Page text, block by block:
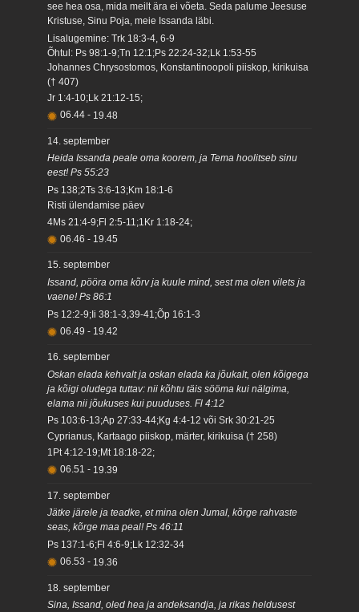
see hea osa, mida meilt ära ei võeta. Seda palume Jeesuse
Kristuse, Sinu Poja, meie Issanda läbi.
Lisalugemine: Trk 18:3-4, 6-9
Õhtul: Ps 98:1-9;Tn 12:1;Ps 22:24-32;Lk 1:53-55
Johannes Chrysostomos, Konstantinoopoli piiskop, kirikuisa
(† 407)
Jr 1:4-10;Lk 21:12-15;
06.44 - 19.48
14. september
Heida Issanda peale oma koorem, ja Tema hoolitseb sinu
eest! Ps 55:23
Ps 138;2Ts 3:6-13;Km 18:1-6
Risti ülendamise päev
4Ms 21:4-9;Fl 2:5-11;1Kr 1:18-24;
06.46 - 19.45
15. september
Issand, pööra oma kõrv ja kuule mind, sest ma olen vilets ja
vaene! Ps 86:1
Ps 12:2-9;Ii 38:1-3,39-41;Õp 16:1-3
06.49 - 19.42
16. september
Oskan elada kehvalt ja oskan elada ka jõukalt, olen kõigega
ja kõigi oludega tuttav: nii kõhtu täis sööma kui nälgima,
elama nii jõukuses kui puuduses. Fl 4:12
Ps 103:6-13;Ap 27:33-44;Kg 4:4-12 või Srk 30:21-25
Cyprianus, Kartaago piiskop, märter, kirikuisa († 258)
1Pt 4:12-19;Mt 18:18-22;
06.51 - 19.39
17. september
Jätke järele ja teadke, et mina olen Jumal, kõrge rahvaste
seas, kõrge maa peal! Ps 46:11
Ps 137:1-6;Fl 4:6-9;Lk 12:32-34
06.53 - 19.36
18. september
Sina, Issand, oled hea ja andeksandja, ja rikas heldusest